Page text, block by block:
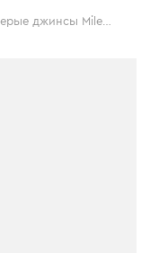
Темно-серые джинсы Mile High Super Skinny